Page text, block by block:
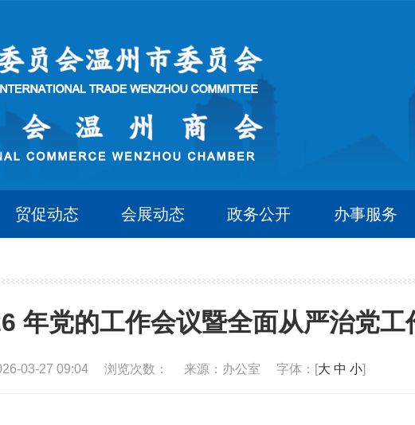
贸促动态 会展动态 政务公开 办事服务
年党的工作会议暨全面从严治党工
03-27 09:04 浏览次数： 来源：办公室 字体：[大 中 小]